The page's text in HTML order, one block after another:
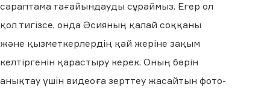
сараптама тағайындауды сұраймыз. Егер ол
қол тигізсе, онда Әсияның қалай соққаны
және қызметкерлердің қай жеріне зақым
келтіргенін қарастыру керек. Оның бәрін
анықтау үшін видеоға зерттеу жасайтын фото-